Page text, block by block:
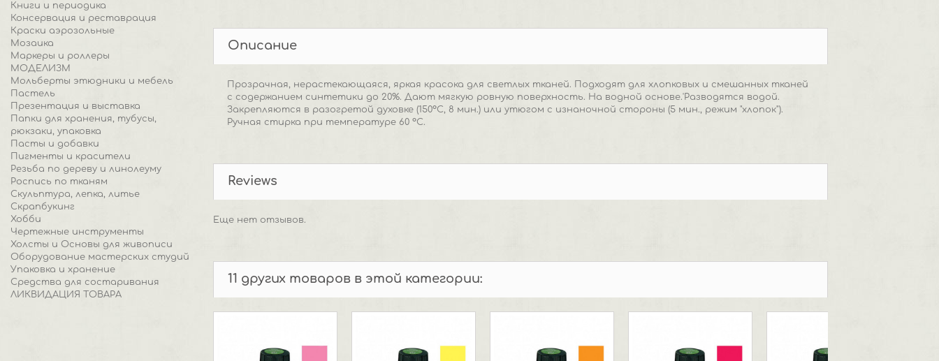
Книги и периодика
Консервация и реставрация
Краски аэрозольные
Мозаика
Маркеры и роллеры
МОДЕЛИЗМ
Мольберты этюдники и мебель
Пастель
Презентация и выставка
Папки для хранения, тубусы,
рюкзаки, упаковка
Пасты и добавки
Пигменты и красители
Резьба по дереву и линолеуму
Роспись по тканям
Скульптура, лепка, литье
Скрапбукинг
Хобби
Чертежные инструменты
Холсты и Основы для живописи
Оборудование мастерских студий
Упаковка и хранение
Средства для состаривания
ЛИКВИДАЦИЯ ТОВАРА
Описание
Прозрачная, нерастекающаяся, яркая красока для светлых тканей. Подходят для хлопковых и смешанных тканей
с содержанием синтетики до 20%. Дают мягкую ровную поверхность. На водной основе.'Разводятся водой.
Закрепляются в разогретой духовке (150°C, 8 мин.) или утюгом с изнаночной стороны (5 мин., режим "хлопок").
Ручная стирка при температуре 60 °C.
Reviews
Еще нет отзывов.
11 других товаров в этой категории: